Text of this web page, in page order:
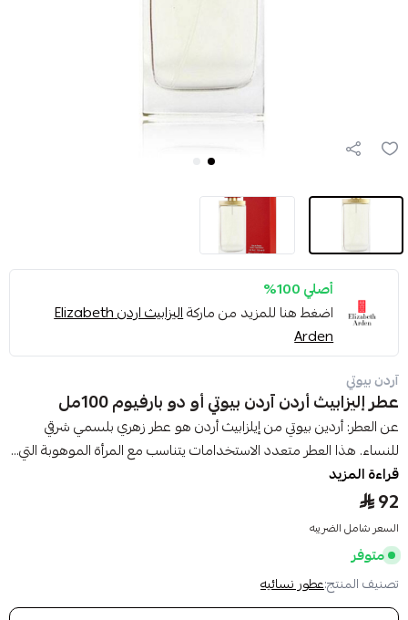
أصلي 100%
اضغط هنا للمزيد من ماركة
اليزابيث اردن Elizabeth
Arden
آردن بيوتي
عطر إليزابيث أردن آردن بيوتي أو دو بارفيوم 100مل
عن العطر: أردين بيوتي من إيلزابيث أردن هو عطر زهري بلسمي شرقي
للنساء. هذا العطر متعدد الاستخدامات يتناسب مع المرأة الموهوبة التي...
قراءة المزيد
92
السعر شامل الضريبه
متوفر
تصنيف المنتج:عطور نسائيه